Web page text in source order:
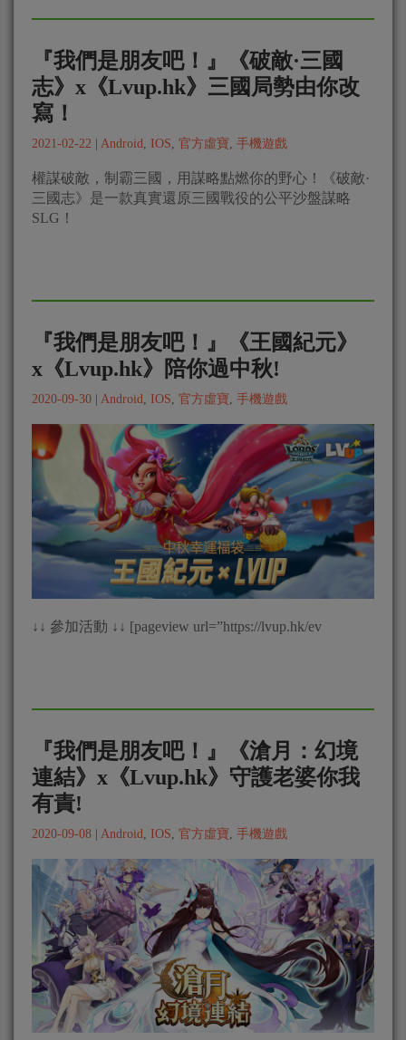
『我們是朋友吧！』《破敵·三國
志》x《Lvup.hk》三國局勢由你改
寫！
2021-02-22 Android, IOS, 官方虛寶, 手機遊戲
權謀破敵，制霸三國，用謀略點燃你的野心！《破敵·
三國志》是一款真實還原三國戰役的公平沙盤謀略
SLG！
『我們是朋友吧！』《王國紀元》
x《Lvup.hk》陪你過中秋!
2020-09-30 Android, IOS, 官方虛寶, 手機遊戲
↓↓ 參加活動 ↓↓ [pageview url=”https://lvup.hk/ev
『我們是朋友吧！』《滄月：幻境
連結》x《Lvup.hk》守護老婆你我
有責!
2020-09-08 Android, IOS, 官方虛寶, 手機遊戲